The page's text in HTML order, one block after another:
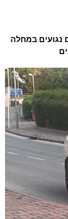
נגועים במחלה